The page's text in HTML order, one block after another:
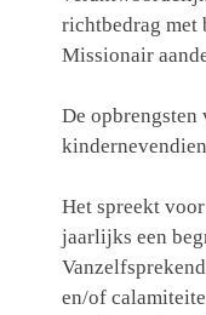
richtbedrag met
Missionair
De opbrengsten
Het spreekt
jaarlijks een
en/of